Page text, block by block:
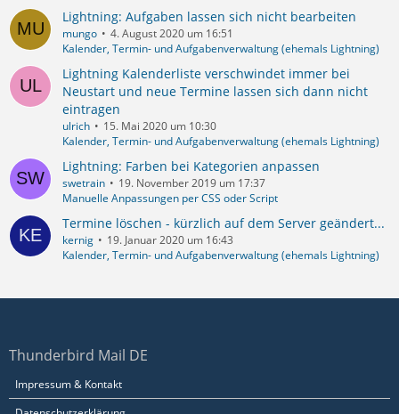
Lightning: Aufgaben lassen sich nicht bearbeiten
mungo
4. August 2020 um 16:51
Kalender, Termin- und Aufgabenverwaltung (ehemals Lightning)
Lightning Kalenderliste verschwindet immer bei
Neustart und neue Termine lassen sich dann nicht
eintragen
ulrich
15. Mai 2020 um 10:30
Kalender, Termin- und Aufgabenverwaltung (ehemals Lightning)
Lightning: Farben bei Kategorien anpassen
swetrain
19. November 2019 um 17:37
Manuelle Anpassungen per CSS oder Script
Termine löschen - kürzlich auf dem Server geändert...
kernig
19. Januar 2020 um 16:43
Kalender, Termin- und Aufgabenverwaltung (ehemals Lightning)
Thunderbird Mail DE
Impressum & Kontakt